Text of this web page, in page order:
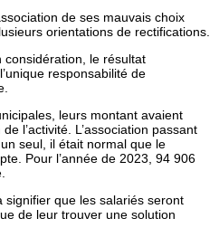
de ses mauvais choix
orientations de rectifications.
considération, le résultat
responsabilité de
leurs montant avaient
l’activité. L’association passant
seul, il était normal que le
Pour l’année de 2023, 94 906
signifier que les salariés seront
de leur trouver une solution